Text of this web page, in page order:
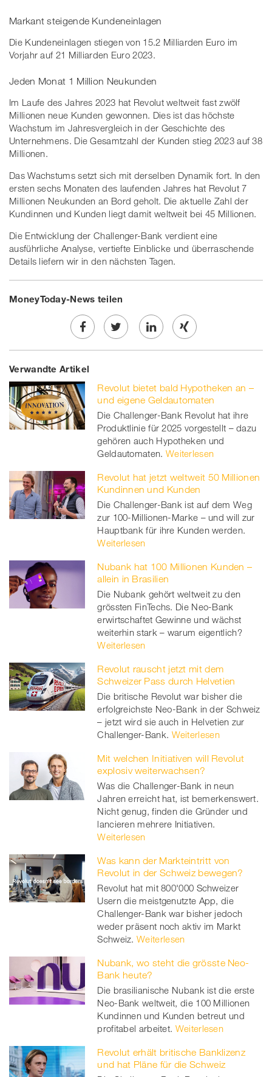
Markant steigende Kundeneinlagen
Die Kundeneinlagen stiegen von 15.2 Milliarden Euro im
Vorjahr auf 21 Milliarden Euro 2023.
Jeden Monat 1 Million Neukunden
Im Laufe des Jahres 2023 hat Revolut weltweit fast zwölf
Millionen neue Kunden gewonnen. Dies ist das höchste
Wachstum im Jahresvergleich in der Geschichte des
Unternehmens. Die Gesamtzahl der Kunden stieg 2023 auf 38
Millionen.
Das Wachstums setzt sich mit derselben Dynamik fort. In den
ersten sechs Monaten des laufenden Jahres hat Revolut 7
Millionen Neukunden an Bord geholt. Die aktuelle Zahl der
Kundinnen und Kunden liegt damit weltweit bei 45 Millionen.
Die Entwicklung der Challenger-Bank verdient eine
ausführliche Analyse, vertiefte Einblicke und überraschende
Details liefern wir in den nächsten Tagen.
MoneyToday-News teilen
Share
on
Facebook
Twe
on
twitt
er
Share
linkedin
Share
Xing
Verwandte Artikel
Revolut bietet bald Hypotheken an –
und eigene Geldautomaten
Die Challenger-Bank Revolut hat ihre
Produktlinie für 2025 vorgestellt – dazu
gehören auch Hypotheken und
Geldautomaten. Weiterlesen
Revolut hat jetzt weltweit 50 Millionen
Kundinnen und Kunden
Die Challenger-Bank ist auf dem Weg
zur 100-Millionen-Marke – und will zur
Hauptbank für ihre Kunden werden.
Weiterlesen
Nubank hat 100 Millionen Kunden –
allein in Brasilien
Die Nubank gehört weltweit zu den
grössten FinTechs. Die Neo-Bank
erwirtschaftet Gewinne und wächst
weiterhin stark – warum eigentlich?
Weiterlesen
Revolut rauscht jetzt mit dem
Schweizer Pass durch Helvetien
Die britische Revolut war bisher die
erfolgreichste Neo-Bank in der Schweiz
– jetzt wird sie auch in Helvetien zur
Challenger-Bank. Weiterlesen
Mit welchen Initiativen will Revolut
explosiv weiterwachsen?
Was die Challenger-Bank in neun
Jahren erreicht hat, ist bemerkenswert.
Nicht genug, finden die Gründer und
lancieren mehrere Initiativen.
Weiterlesen
Was kann der Markteintritt von
Revolut in der Schweiz bewegen?
Revolut hat mit 800'000 Schweizer
Usern die meistgenutzte App, die
Challenger-Bank war bisher jedoch
weder präsent noch aktiv im Markt
Schweiz. Weiterlesen
Nubank, wo steht die grösste Neo-
Bank heute?
Die brasilianische Nubank ist die erste
Neo-Bank weltweit, die 100 Millionen
Kundinnen und Kunden betreut und
profitabel arbeitet. Weiterlesen
Revolut erhält britische Banklizenz
und hat Pläne für die Schweiz